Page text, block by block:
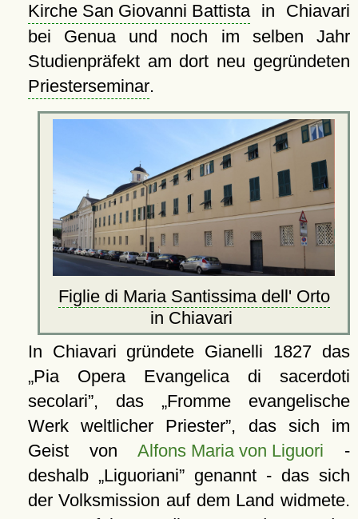
Kirche San Giovanni Battistain Chiavari
bei Genua und noch im selben Jahr
Studienpräfekt am dort neu gegründeten
Priesterseminar.
Figlie di Maria Santissima dell' Orto
in Chiavari
In Chiavari gründete Gianelli 1827 das
Pia Opera Evangelica di sacerdoti
secolari , das
Fromme evangelische
Werk weltlicher Priester , das sich im
Geist vonAlfons Maria von Liguori -
deshalb
Liguoriani genannt - das sich
der Volksmission auf dem Land widmete.